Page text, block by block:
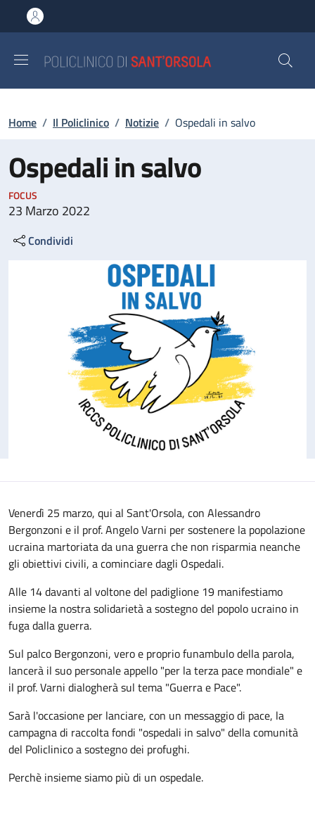
al contenuto principale
to footer content
Briciole di pane
Home / Il Policlinico / Notizie / Ospedali in salvo
Ospedali in salvo
FOCUS
23 Marzo 2022
Condividi
Venerdì 25 marzo, qui al Sant'Orsola, con Alessandro
Bergonzoni e il prof. Angelo Varni per sostenere la popolazione
ucraina martoriata da una guerra che non risparmia neanche
gli obiettivi civili, a cominciare dagli Ospedali.
Alle 14 davanti al voltone del padiglione 19 manifestiamo
insieme la nostra solidarietà a sostegno del popolo ucraino in
fuga dalla guerra.
Sul palco Bergonzoni, vero e proprio funambulo della parola,
lancerà il suo personale appello "per la terza pace mondiale" e
il prof. Varni dialogherà sul tema "Guerra e Pace".
Sarà l'occasione per lanciare, con un messaggio di pace, la
campagna di raccolta fondi "ospedali in salvo" della comunità
del Policlinico a sostegno dei profughi.
Perchè insieme siamo più di un ospedale.